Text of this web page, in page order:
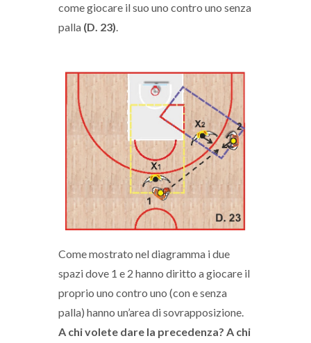
come giocare il suo uno contro uno senza
palla (D. 23).
Come mostrato nel diagramma i due
spazi dove 1 e 2 hanno diritto a giocare il
proprio uno contro uno (con e senza
palla) hanno un’area di sovrapposizione.
A chi volete dare la precedenza? A chi